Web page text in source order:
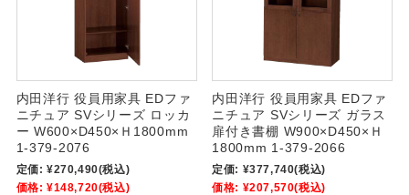
内田洋行 役員用家具 EDファ
ニチュア SVシリーズ ロッカ
ー W600×D450×Ｈ1800mm
1-379-2076
定価: ¥270,490(税込)
価格: ¥148,720(税込)
内田洋行 役員用家具 EDファ
ニチュア SVシリーズ ガラス
扉付き書棚 W900×D450×Ｈ
1800mm 1-379-2066
定価: ¥377,740(税込)
価格: ¥207,570(税込)